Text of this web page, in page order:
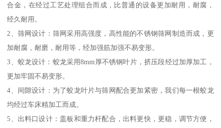
合金，在经过工艺处理组合而成，比普通的设备更加耐用，耐腐，
经久耐用。
2、筛网设计：筛网采用高强度，高性能的不锈钢筛网制造而成，更
加耐腐，耐磨，耐用等，经加强筋加强不易变形。
3、蛟龙设计：蛟龙采用8mm厚不锈钢叶片，挤压段经过加厚加工，
更加牢固不易变形。
4、间隙设计：为了蛟龙叶片与筛网配合更加紧密，我们每一根蛟龙
均经过车床精加工而成。
5、出料口设计：盖板和重力杆配合，出料更快，更稳，调节方便，